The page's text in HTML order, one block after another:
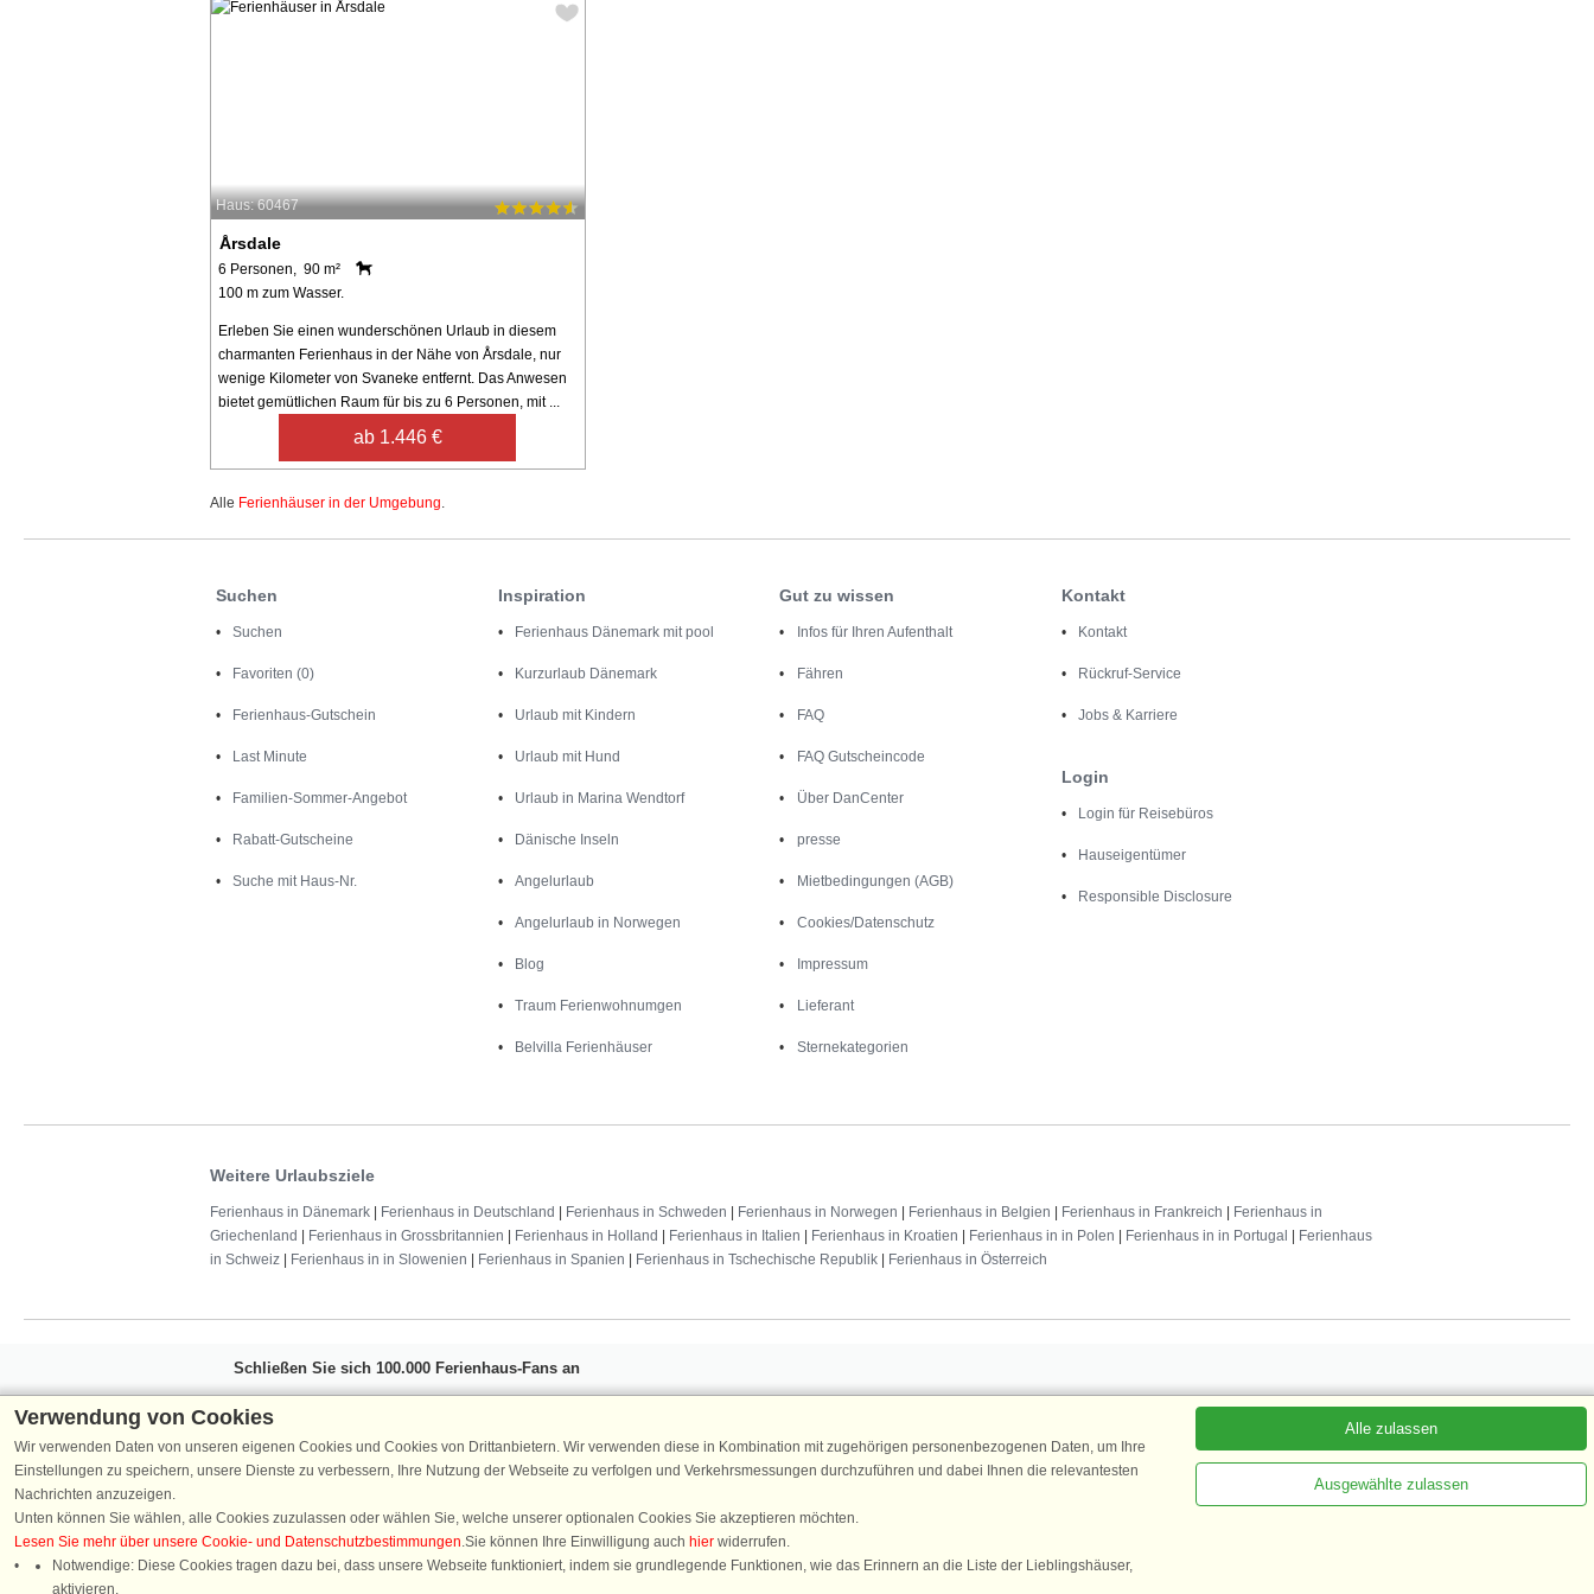
Haus: 60467
Årsdale
6 Personen, 90 m²
100 m zum Wasser.
Erleben Sie einen wunderschönen Urlaub in diesem
charmanten Ferienhaus in der Nähe von Årsdale, nur
wenige Kilometer von Svaneke entfernt. Das Anwesen
bietet gemütlichen Raum für bis zu 6 Personen, mit ...
ab 1.446 €
Alle Ferienhäuser in der Umgebung
Suchen
Suchen
Favoriten (0)
Ferienhaus-Gutschein
Last Minute
Familien-Sommer-Angebot
Rabatt-Gutscheine
Suche mit Haus-Nr.
Inspiration
Ferienhaus Dänemark mit pool
Kurzurlaub Dänemark
Urlaub mit Kindern
Urlaub mit Hund
Urlaub in Marina Wendtorf
Dänische Inseln
Angelurlaub
Angelurlaub in Norwegen
Blog
Traum Ferienwohnumgen
Belvilla Ferienhäuser
Gut zu wissen
Infos für Ihren Aufenthalt
Fähren
FAQ
FAQ Gutscheincode
Über DanCenter
presse
Mietbedingungen (AGB)
Cookies/Datenschutz
Impressum
Lieferant
Sternekategorien
Kontakt
Kontakt
Rückruf-Service
Jobs & Karriere
Login
Login für Reisebüros
Hauseigentümer
Responsible Disclosure
Weitere Urlaubsziele
Ferienhaus in Dänemark | Ferienhaus in Deutschland | Ferienhaus in Schweden | Ferienhaus in Norwegen | Ferienhaus in Belgien | Ferienhaus in Frankreich | Ferienhaus in
Griechenland | Ferienhaus in Grossbritannien | Ferienhaus in Holland | Ferienhaus in Italien | Ferienhaus in Kroatien | Ferienhaus in in Polen | Ferienhaus in in Portugal | Ferienhaus
in Schweiz | Ferienhaus in in Slowenien | Ferienhaus in Spanien | Ferienhaus in Tschechische Republik | Ferienhaus in Österreich
Schließen Sie sich 100.000 Ferienhaus-Fans an
Ferienhausurlaub - melden Sie sich einfach für den DanCenter Newsletter an.
Verpassen Sie nie wieder exklusive Angebote, Gewinnspiele und Urlaubstipps!
DanCenter Kundenbewertung
Verwendung von Cookies
Wir verwenden Daten von unseren eigenen Cookies und Cookies von Drittanbietern. Wir verwenden diese in Kombination mit zugehörigen personenbezogenen Daten, um Ihre
Einstellungen zu speichern, unsere Dienste zu verbessern, Ihre Nutzung der Webseite zu verfolgen und Verkehrsmessungen durchzuführen und dabei Ihnen die relevantesten
Nachrichten anzuzeigen.
Unten können Sie wählen, alle Cookies zuzulassen oder wählen Sie, welche unserer optionalen Cookies Sie akzeptieren möchten.
Lesen Sie mehr über unsere Cookie- und Datenschutzbestimmungen.Sie können Ihre Einwilligung auch hier widerrufen.
Notwendige: Diese Cookies tragen dazu bei, dass unsere Webseite funktioniert, indem sie grundlegende Funktionen, wie das Erinnern an die Liste der Lieblingshäuser,
aktivieren.
Alle zulassen
Ausgewählte zulassen